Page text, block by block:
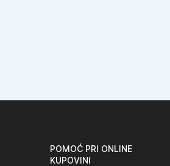
POMOĆ PRI ONLINE
KUPOVINI